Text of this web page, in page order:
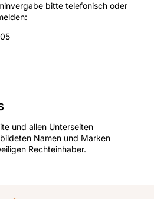
bitte telefonisch oder
und allen Unterseiten
Namen und Marken
Rechteinhaber.